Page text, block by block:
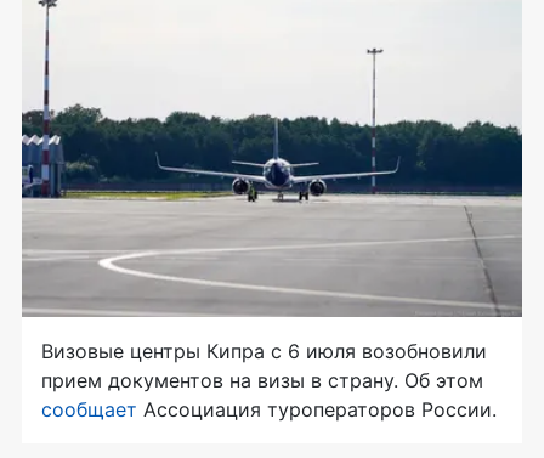
Визовые центры Кипра с 6 июля возобновили
прием документов на визы в страну. Об этом
сообщает Ассоциация туроператоров России.